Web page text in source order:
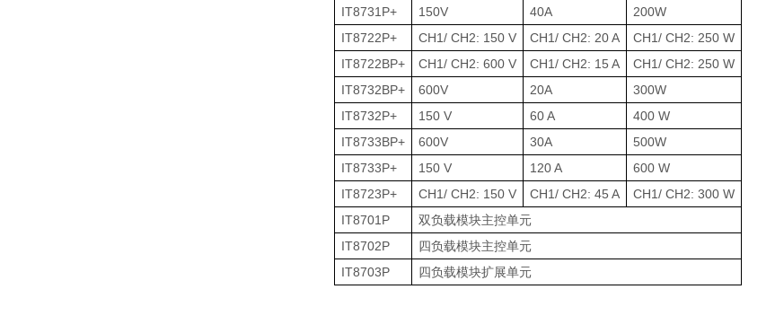
IT8731P+
150V 40A
200W
IT8722P+
CH1/ CH2: 150 V CH1/ CH2: 20 A
CH1/ CH2: 250 W
IT8722BP+
CH1/ CH2: 600 V CH1/ CH2: 15 A
CH1/ CH2: 250 W
IT8732BP+
600V 20A
300W
IT8732P+
150 V 60 A
400 W
IT8733BP+
600V 30A
500W
IT8733P+
150 V 120 A
600 W
IT8723P+
CH1/ CH2: 150 V CH1/ CH2: 45 A
CH1/ CH2: 300 W
IT8701P
双负载模块主控单元
IT8702P
四负载模块主控单元
IT8703P
四负载模块扩展单元